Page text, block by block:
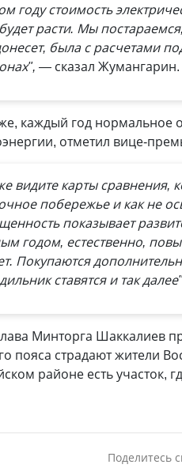
году стоимость
расти. Мы
была с расчетами
— сказал Жумангарин.
каждый год нормальное
отметил вице-
видите карты сравнения,
побережье и как не
показывает
годом, естественно,
Покупаются
ставятся и так
Минторга Шаккалиев
пояса страдают жители
районе есть участок,
Поделитесь